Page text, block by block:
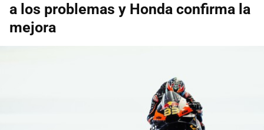
a los problemas y Honda confirma la
mejora